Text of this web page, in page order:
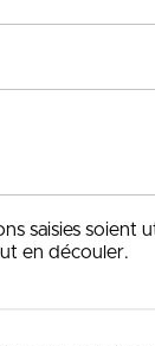
saisies soient
en découler.